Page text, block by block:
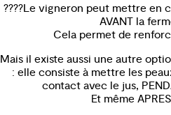
????Le vigneron peut mettre en
AVANT la
Cela permet de
Mais il existe aussi une autre
: elle consiste à mettre les
contact avec le jus,
Et même